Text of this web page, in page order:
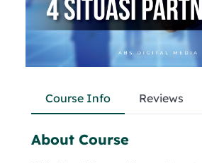
Course Info Reviews
About Course